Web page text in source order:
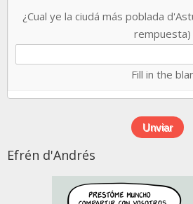
¿Cual ye la ciudá más poblada
rempuesta)
Fill in the
Efrén d'Andrés